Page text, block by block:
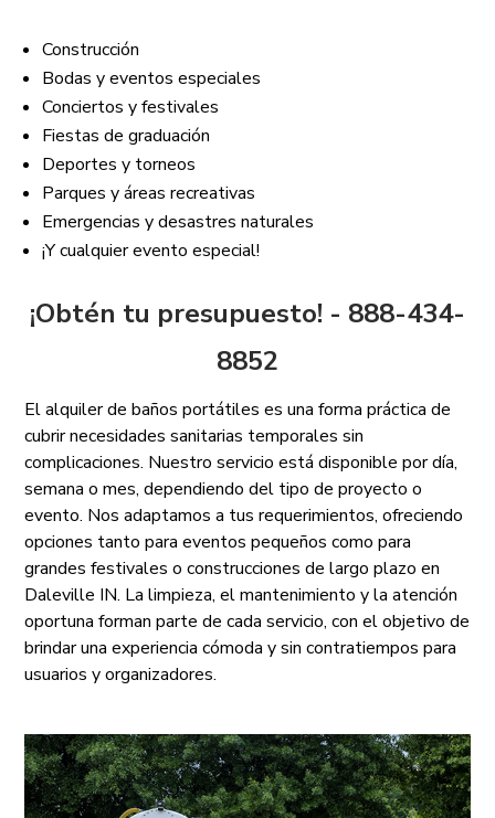
Construcción
Bodas y eventos especiales
Conciertos y festivales
Fiestas de graduación
Deportes y torneos
Parques y áreas recreativas
Emergencias y desastres naturales
¡Y cualquier evento especial!
¡Obtén tu presupuesto! - 888-434-
8852
El alquiler de baños portátiles es una forma práctica de
cubrir necesidades sanitarias temporales sin
complicaciones. Nuestro servicio está disponible por día,
semana o mes, dependiendo del tipo de proyecto o
evento. Nos adaptamos a tus requerimientos, ofreciendo
opciones tanto para eventos pequeños como para
grandes festivales o construcciones de largo plazo en
Daleville IN. La limpieza, el mantenimiento y la atención
oportuna forman parte de cada servicio, con el objetivo de
brindar una experiencia cómoda y sin contratiempos para
usuarios y organizadores.